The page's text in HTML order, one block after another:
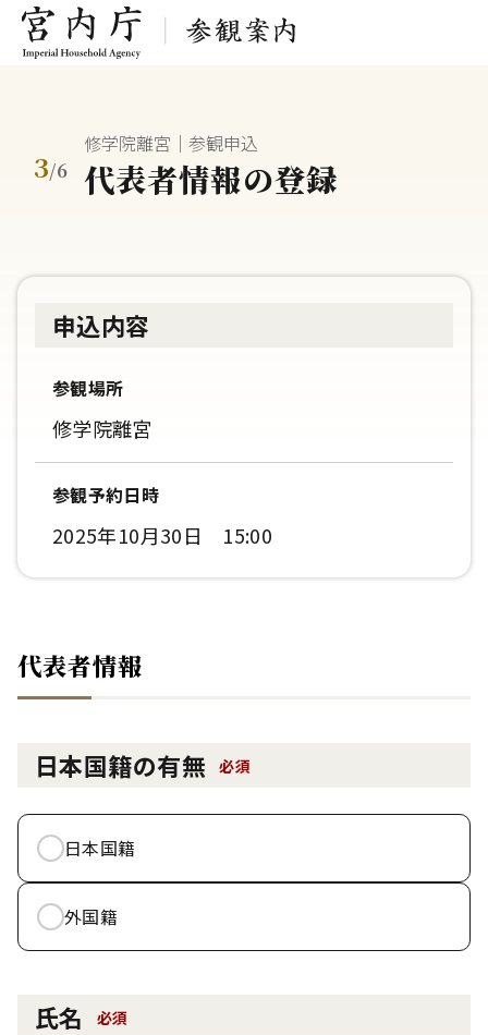
3/6
修学院離宮｜参観申込
代表者情報の登録
申込内容
参観場所
修学院離宮
参観予約日時
2025年10月30日 15:00
代表者情報
日本国籍の有無 必須
日本国籍
外国籍
氏名 必須